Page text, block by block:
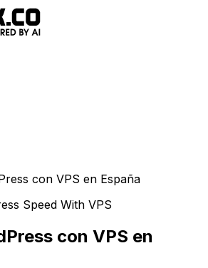
con VPS en España
Speed With VPS
con VPS en